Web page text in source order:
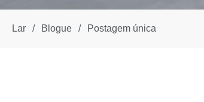
Lar / Blogue / Postagem única